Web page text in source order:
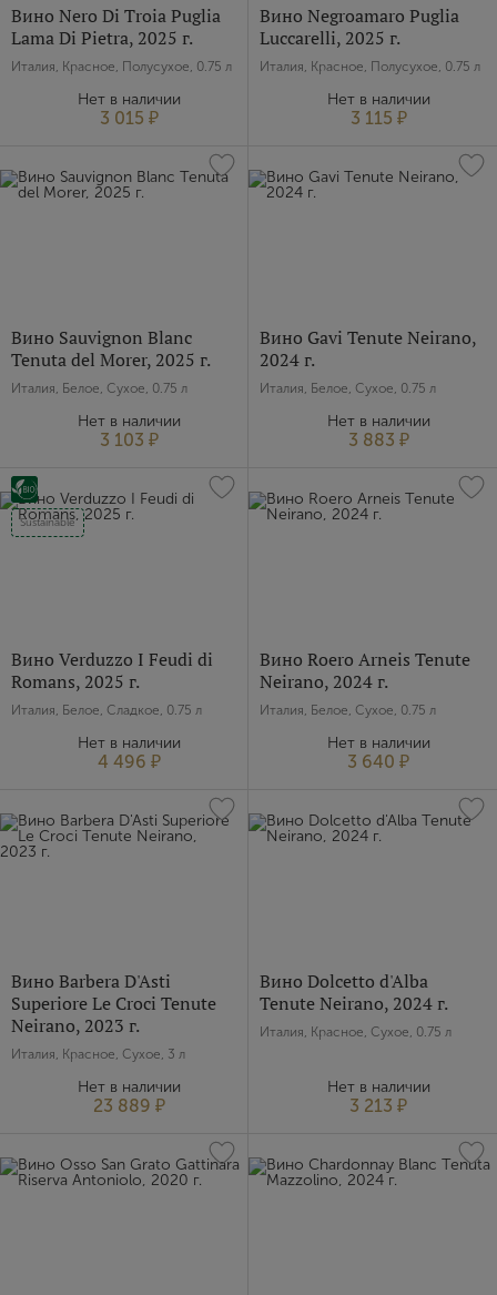
Вино Nero Di Troia Puglia
Lama Di Pietra, 2025 г.
Италия, Красное, Полусухое, 0.75 л
Нет в наличии
3 015 ₽
Вино Negroamaro Puglia
Luccarelli, 2025 г.
Италия, Красное, Полусухое, 0.75 л
Нет в наличии
3 115 ₽
Вино Sauvignon Blanc
Tenuta del Morer, 2025 г.
Италия, Белое, Сухое, 0.75 л
Нет в наличии
3 103 ₽
Вино Gavi Tenute Neirano,
2024 г.
Италия, Белое, Сухое, 0.75 л
Нет в наличии
3 883 ₽
Sustainable
Вино Verduzzo I Feudi di
Romans, 2025 г.
Италия, Белое, Сладкое, 0.75 л
Нет в наличии
4 496 ₽
Вино Roero Arneis Tenute
Neirano, 2024 г.
Италия, Белое, Сухое, 0.75 л
Нет в наличии
3 640 ₽
Вино Barbera D'Asti
Superiore Le Croci Tenute
Neirano, 2023 г.
Италия, Красное, Сухое, 3 л
Нет в наличии
23 889 ₽
Вино Dolcetto d'Alba
Tenute Neirano, 2024 г.
Италия, Красное, Сухое, 0.75 л
Нет в наличии
3 213 ₽